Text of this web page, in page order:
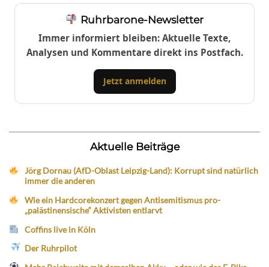
Ruhrbarone-Newsletter
Immer informiert bleiben: Aktuelle Texte,
Analysen und Kommentare direkt ins Postfach.
Jetzt anmelden
Aktuelle Beiträge
Jörg Dornau (AfD-Oblast Leipzig-Land): Korrupt sind natürlich
immer die anderen
Wie ein Hardcorekonzert gegen Antisemitismus pro-
„palästinensische“ Aktivisten entlarvt
Coffins live in Köln
Der Ruhrpilot